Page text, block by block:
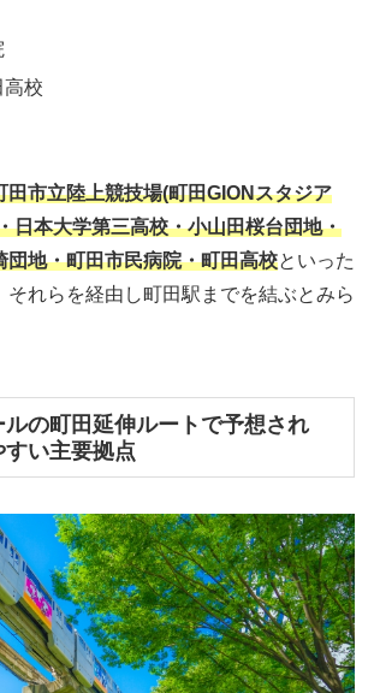
高校
田市立陸上競技場(町田GIONスタジア
日本大学第三高校・小山田桜台団地・
団地・町田市民病院・町田高校といった
それらを経由し町田駅までを結ぶとみら
の町田延伸ルートで予想され
い主要拠点